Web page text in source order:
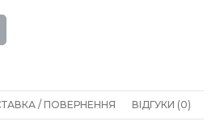
/ ПОВЕРНЕННЯ ВІДГУКИ (0)